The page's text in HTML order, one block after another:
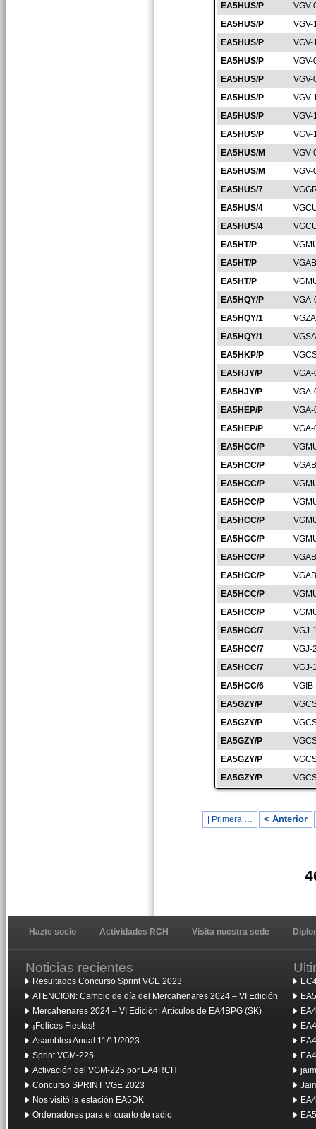
EA5HUS/P
VGV-
EA5HUS/P
VGV-
EA5HUS/P
VGV-
EA5HUS/P
VGV-
EA5HUS/P
VGV-
EA5HUS/P
VGV-
EA5HUS/P
VGV-
EA5HUS/P
VGV-
EA5HUS/M
VGV-
EA5HUS/M
VGV-
EA5HUS/7
EA5HUS/4
EA5HUS/4
EA5HT/P
EA5HT/P
EA5HT/P
EA5HQY/P
EA5HQY/1
EA5HQY/1
EA5HKP/P
EA5HJY/P
EA5HJY/P
EA5HEP/P
EA5HEP/P
EA5HCC/P
EA5HCC/P
EA5HCC/P
EA5HCC/P
EA5HCC/P
EA5HCC/P
EA5HCC/P
EA5HCC/P
EA5HCC/P
EA5HCC/P
EA5HCC/7
VGJ-
EA5HCC/7
VGJ-
EA5HCC/7
VGJ-
EA5HCC/6
EA5GZY/P
EA5GZY/P
EA5GZY/P
EA5GZY/P
EA5GZY/P
| Primera … < Anterior
Hazte socio Actividades RCH Visita nuestra sede
Noticias recientes
Resultados Concurso Sprint VGE 2023
ATENCION: Cambio de día del Mercahenares 2024 – VI Edición
Mercahenares 2024 – VI Edición: Artículos de EA4BPG (SK)
¡Felices Fiestas!
Asamblea Anual 11/11/2023
Sprint VGM-225
Activación del VGM-225 por EA4RCH
Concurso SPRINT VGE 2023
Nos visitó la estación EA5DK
Ordenadores para el cuarto de radio